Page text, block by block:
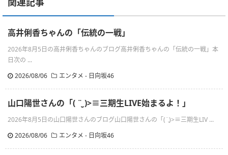
高井俐香ちゃんの「伝統の一戦」
2026年8月5日の高井俐香ちゃんのブログ高井俐香ちゃんの「伝統の一戦」本
日次の ...
2026/08/06
エンタメ - 日向坂46
山口陽世さんの「( ¨̮ )>≡三期生LIVE始まるよ！」
2026年8月5日の山口陽世さんのブログ山口陽世さんの「(¨̮)>≡三期生LIV ...
2026/08/06
エンタメ - 日向坂46